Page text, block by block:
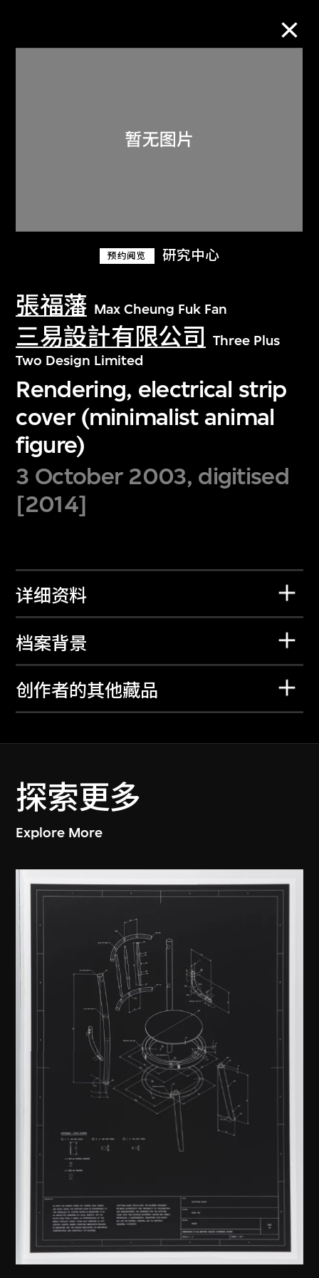
预约阅览 研究中心
張福藩 Max Cheung Fuk Fan
三易設計有限公司
Three Plus
Two Design Limited
Rendering, electrical strip
cover (minimalist animal
figure)
3 October 2003, digitised
[2014]
详细资料
档案背景
创作者的其他藏品
探索更多
Explore More
关于M+藏品
探索世界顶级的二十及二十一世纪视觉
文化藏品。